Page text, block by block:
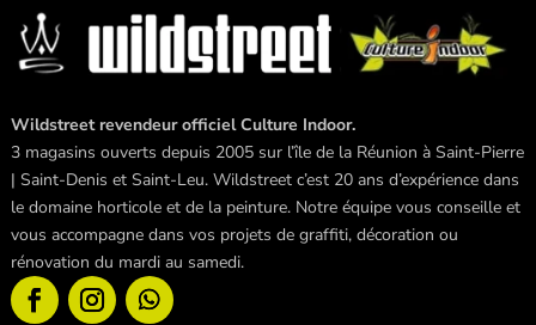
Wildstreet revendeur officiel Culture Indoor.
3 magasins ouverts depuis 2005 sur l’île de la Réunion à Saint-Pierre
| Saint-Denis et Saint-Leu. Wildstreet c’est 20 ans d’expérience dans
le domaine horticole et de la peinture. Notre équipe vous conseille et
vous accompagne dans vos projets de graffiti, décoration ou
rénovation du mardi au samedi.